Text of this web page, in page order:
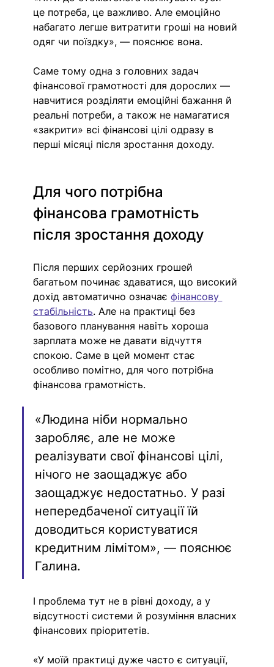
це потреба, це важливо. Але емоційно
набагато легше витратити гроші на новий
одяг чи поїздку», — пояснює вона.
Саме тому одна з головних задач
фінансової грамотності для дорослих —
навчитися розділяти емоційні бажання й
реальні потреби, а також не намагатися
«закрити» всі фінансові цілі одразу в
перші місяці після зростання доходу.
Для чого потрібна
фінансова грамотність
після зростання доходу
Після перших серйозних грошей
багатьом починає здаватися, що високий
дохід автоматично означає фінансову
стабільність. Але на практиці без
базового планування навіть хороша
зарплата може не давати відчуття
спокою. Саме в цей момент стає
особливо помітно, для чого потрібна
фінансова грамотність.
«Людина ніби нормально
заробляє, але не може
реалізувати свої фінансові цілі,
нічого не заощаджує або
заощаджує недостатньо. У разі
непередбаченої ситуації їй
доводиться користуватися
кредитним лімітом», — пояснює
Галина.
І проблема тут не в рівні доходу, а у
відсутності системи й розуміння власних
фінансових пріоритетів.
«У моїй практиці дуже часто є ситуації,